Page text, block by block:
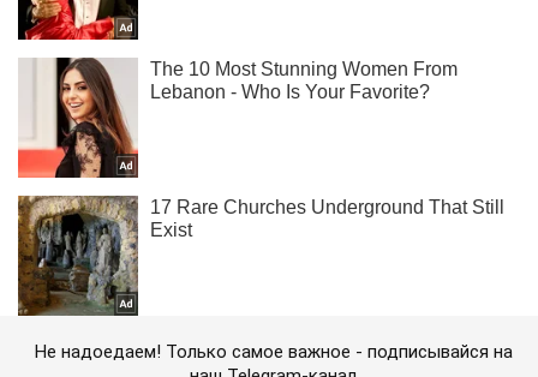
Не надоедаем! Только самое важное - подписывайся на